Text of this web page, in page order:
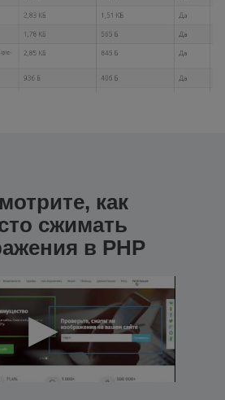
как
сжимать
в PHP